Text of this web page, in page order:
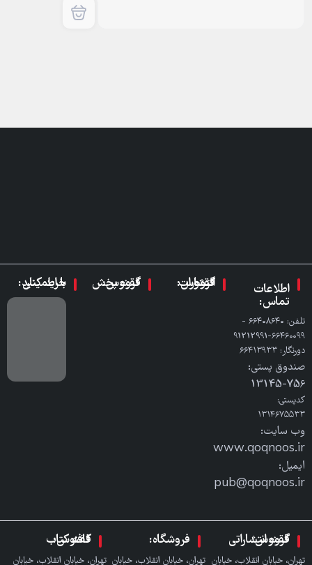
اطلاعات
تماس:
تلفن: ٦٦٤٠٨٦٤٠ -
٦٦٤٦٠٠٩٩-91212991
دورنگار: ٦٦٤١٣٩٣٣
صندوق پستی:
756-13145
کدپستی:
۱۳۱۴۶۷۵۵۳۳
وب سایت:
www.qoqnoos.ir
ایمیل:
pub@qoqnoos.ir
گروه انتشارات ققنوس: گروه پخش ققنوس: با اطمینان خرید کنید:
گروه انتشاراتی ققنوس:
تهران، خیابان انقلاب، خیابان
فروشگاه:
تهران، خیابان انقلاب، خیابان
کافه کتاب ققنوس:
تهران، خیابان انقلاب، خیابان